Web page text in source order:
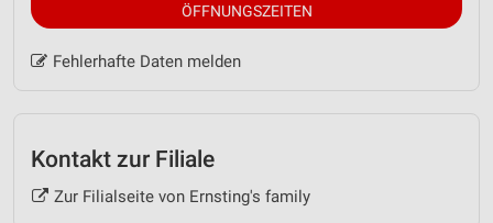
ÖFFNUNGSZEITEN
Fehlerhafte Daten melden
Kontakt zur Filiale
Zur Filialseite von Ernsting's family